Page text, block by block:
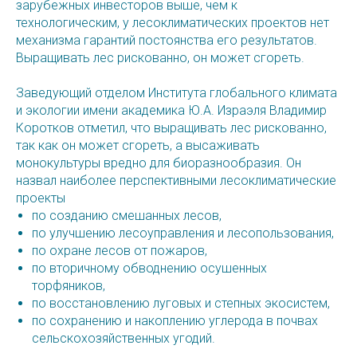
зарубежных инвесторов выше, чем к
технологическим, у лесоклиматических проектов нет
механизма гарантий постоянства его результатов.
Выращивать лес рискованно, он может сгореть.
Заведующий отделом Института глобального климата
и экологии имени академика Ю.А. Израэля Владимир
Коротков отметил, что выращивать лес рискованно,
так как он может сгореть, а высаживать
монокультуры вредно для биоразнообразия. Он
назвал наиболее перспективными лесоклиматические
проекты
по созданию смешанных лесов,
по улучшению лесоуправления и лесопользования,
по охране лесов от пожаров,
по вторичному обводнению осушенных
торфяников,
по восстановлению луговых и степных экосистем,
по сохранению и накоплению углерода в почвах
сельскохозяйственных угодий.